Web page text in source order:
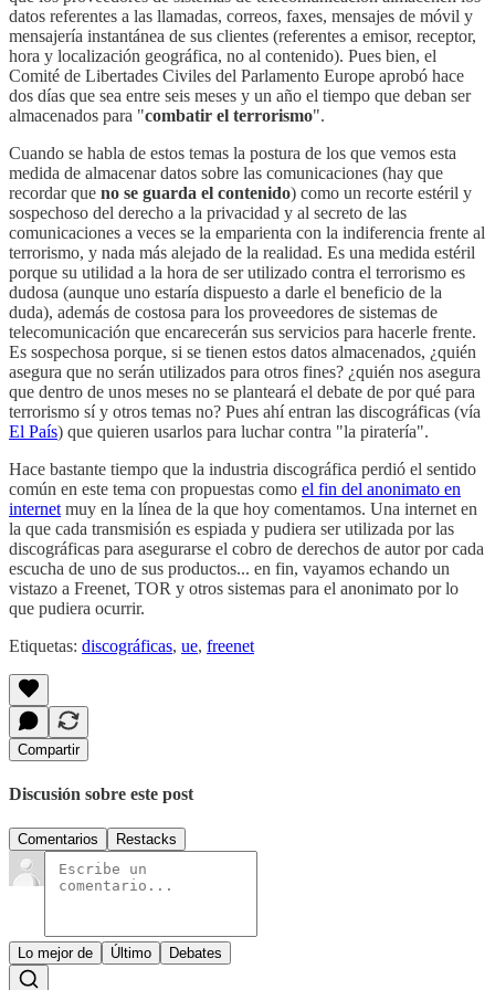
datos referentes a las llamadas, correos, faxes, mensajes de móvil y
mensajería instantánea de sus clientes (referentes a emisor, receptor,
hora y localización geográfica, no al contenido). Pues bien, el
Comité de Libertades Civiles del Parlamento Europe aprobó hace
dos días que sea entre seis meses y un año el tiempo que deban ser
almacenados para "combatir el terrorismo".
Cuando se habla de estos temas la postura de los que vemos esta
medida de almacenar datos sobre las comunicaciones (hay que
recordar que no se guarda el contenido) como un recorte estéril y
sospechoso del derecho a la privacidad y al secreto de las
comunicaciones a veces se la emparienta con la indiferencia frente al
terrorismo, y nada más alejado de la realidad. Es una medida estéril
porque su utilidad a la hora de ser utilizado contra el terrorismo es
dudosa (aunque uno estaría dispuesto a darle el beneficio de la
duda), además de costosa para los proveedores de sistemas de
telecomunicación que encarecerán sus servicios para hacerle frente.
Es sospechosa porque, si se tienen estos datos almacenados, ¿quién
asegura que no serán utilizados para otros fines? ¿quién nos asegura
que dentro de unos meses no se planteará el debate de por qué para
terrorismo sí y otros temas no? Pues ahí entran las discográficas (vía
El País) que quieren usarlos para luchar contra "la piratería".
Hace bastante tiempo que la industria discográfica perdió el sentido
común en este tema con propuestas como el fin del anonimato en
internet muy en la línea de la que hoy comentamos. Una internet en
la que cada transmisión es espiada y pudiera ser utilizada por las
discográficas para asegurarse el cobro de derechos de autor por cada
escucha de uno de sus productos... en fin, vayamos echando un
vistazo a Freenet, TOR y otros sistemas para el anonimato por lo
que pudiera ocurrir.
Etiquetas: discográficas, ue, freenet
Compartir
Discusión sobre este post
Comentarios Restacks
Lo mejor de Último Debates